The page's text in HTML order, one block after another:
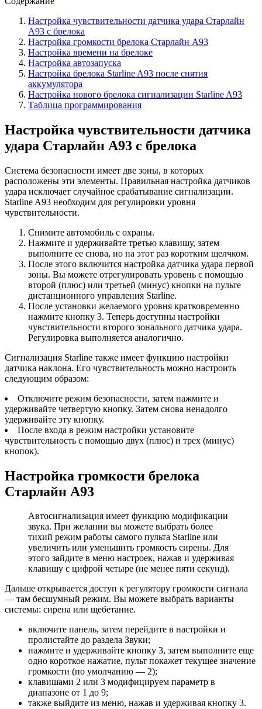
Настройка чувствительности датчика удара Старлайн
А93 с брелока
Настройка громкости брелока Старлайн А93
Настройка времени на брелоке
Настройка автозапуска
Настройка брелока Starline A93 после снятия
аккумулятора
Настройка нового брелока сигнализации Starline A93
Таблица программирования
Настройка чувствительности датчика
удара Старлайн А93 с брелока
Система безопасности имеет две зоны, в которых
расположены эти элементы. Правильная настройка датчиков
удара исключает случайное срабатывание сигнализации.
Starline A93 необходим для регулировки уровня
чувствительности.
Снимите автомобиль с охраны.
Нажмите и удерживайте третью клавишу, затем
выполните ее снова, но на этот раз коротким щелчком.
После этого включится настройка датчика удара первой
зоны. Вы можете отрегулировать уровень с помощью
второй (плюс) или третьей (минус) кнопки на пульте
дистанционного управления Starline.
После установки желаемого уровня кратковременно
нажмите кнопку 3. Теперь доступны настройки
чувствительности второго зонального датчика удара.
Регулировка выполняется аналогично.
Сигнализация Starline также имеет функцию настройки
датчика наклона. Его чувствительность можно настроить
следующим образом:
Отключите режим безопасности, затем нажмите и
удерживайте четвертую кнопку. Затем снова ненадолго
удерживайте эту кнопку.
После входа в режим настройки установите
чувствительность с помощью двух (плюс) и трех (минус)
кнопок).
Настройка громкости брелока
Старлайн А93
Автосигнализация имеет функцию модификации
звука. При желании вы можете выбрать более
тихий режим работы самого пульта Starline или
увеличить или уменьшить громкость сирены. Для
этого зайдите в меню настроек, нажав и удерживая
клавишу с цифрой четыре (не менее пяти секунд).
Дальше открывается доступ к регулятору громкости сигнала
— там бесшумный режим. Вы можете выбрать варианты
системы: сирена или щебетание.
включите панель, затем перейдите в настройки и
пролистайте до раздела Звуки;
нажмите и удерживайте кнопку 3, затем выполните еще
одно короткое нажатие, пульт покажет текущее значение
громкости (по умолчанию — 2);
клавишами 2 или 3 модифицируем параметр в
диапазоне от 1 до 9;
также выйдите из меню, нажав и удерживая кнопку 3.